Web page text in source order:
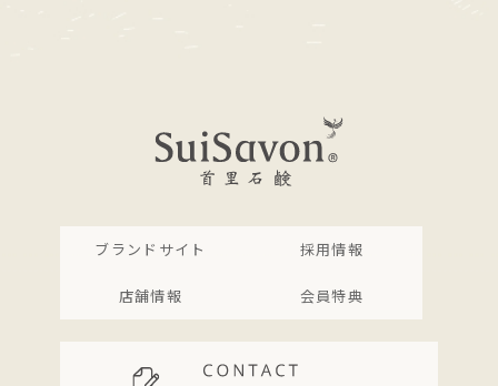
ブランドサイト 採用情報
店舗情報 会員特典